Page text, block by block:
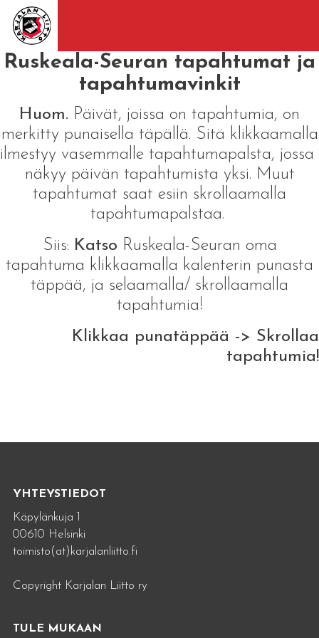
Ruskeala-Seuran tapahtumat ja
tapahtumavinkit
Huom. Päivät, joissa on tapahtumia, on
merkitty punaisella täpällä. Sitä klikkaamalla
ilmestyy vasemmalle tapahtumapalsta, jossa
näkyy päivän tapahtumista yksi. Muut
tapahtumat saat esiin skrollaamalla
tapahtumapalstaa.
Siis: Katso Ruskeala-Seuran oma
tapahtuma klikkaamalla kalenterin punasta
täppää, ja selaamalla/ skrollaamalla
tapahtumia!
Klikkaa punatäppää -> Skrollaa
tapahtumia!
YHTEYSTIEDOT
Käpylänkuja 1
00610 Helsinki
toimisto(at)karjalanliitto.fi
Copyright Karjalan Liitto ry
TULE MUKAAN